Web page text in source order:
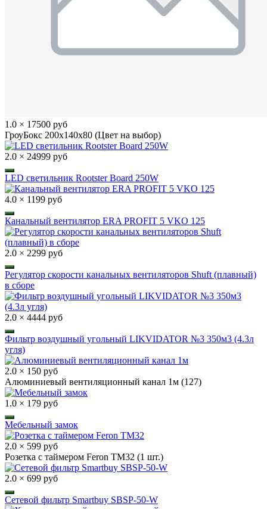
1.0 × 17500 руб
ГроуБокс 200x140x80 (Цвет на выбор)
2.0 × 24999 руб
LED светильник Rootster Board 250W
4.0 × 1199 руб
Канальный вентилятор ERA PROFIT 5 VKO 125
2.0 × 2299 руб
Регулятор скорости канальных вентиляторов Shuft (плавный)
в сборе
2.0 × 4444 руб
Фильтр воздушный угольный LIKVIDATOR №3 350м3 (4.3л
угля)
2.0 × 150 руб
Алюминиевый вентиляционный канал 1м (127)
1.0 × 179 руб
Мебельный замок
2.0 × 599 руб
Розетка с таймером Feron TM32 (1 шт.)
2.0 × 699 руб
Сетевой фильтр Smartbuy SBSP-50-W